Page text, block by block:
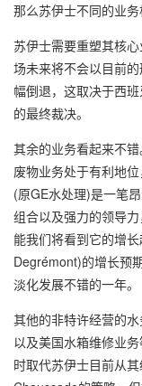
那么苏伊士不同的业
苏伊士需要重塑其核
场未来将不会以目前
幅倒退，这取决于西
的最终裁决。
其余的业务看起来不
废物业务处于有利地
(原GE水处理)是一笔
组合以及强力的领导
能我们将看到它的增
Degrémont)的增长预
淡化发展不错的一年。
其他的非特许经营的
以及美国水箱维修业
时取代苏伊士目前从